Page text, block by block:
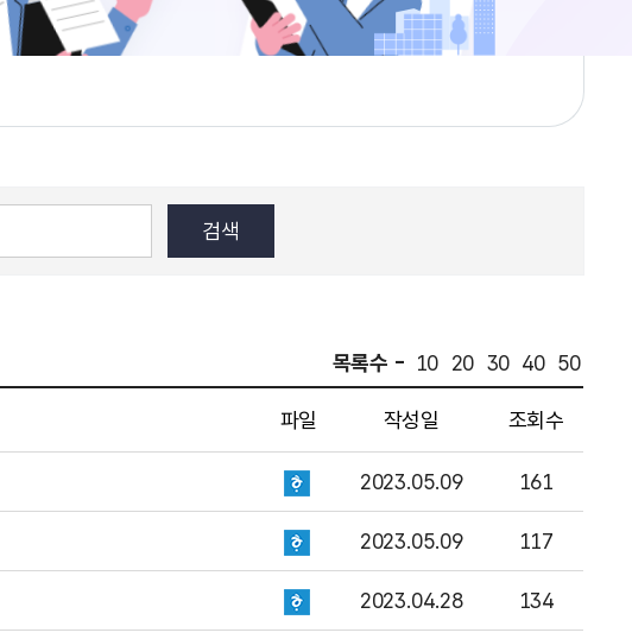
목록수 - 10 20 30 40 50
파일 작성일 조회수
2023.05.09 161
2023.05.09 117
2023.04.28 134